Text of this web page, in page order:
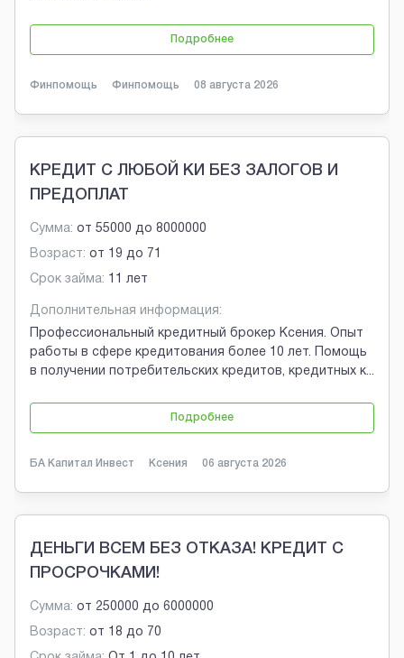
Подробнее
Финпомощь Финпомощь 08 августа 2026
КРЕДИТ С ЛЮБОЙ КИ БЕЗ ЗАЛОГОВ И
ПРЕДОПЛАТ
Сумма: от 55000 до 8000000
Возраст: от 19 до 71
Срок займа: 11 лет
Дополнительная информация:
Профессиональный кредитный брокер Ксения. Опыт
работы в сфере кредитования более 10 лет. Помощь
в получении потребительских кредитов, кредитных к...
Подробнее
БА Капитал Инвест Ксения 06 августа 2026
ДЕНЬГИ ВСЕМ БЕЗ ОТКАЗА! КРЕДИТ С
ПРОСРОЧКАМИ!
Сумма: от 250000 до 6000000
Возраст: от 18 до 70